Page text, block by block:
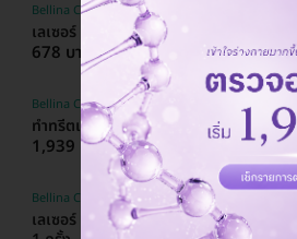
เลเซอร์ Diode กำจัดขนรักแร้ 1 ครั้ง ฟรี! 1
Bellina Clinic
678 บาท 1,399 บาท ประหยัด 52%
ทำทรีตเมนต์รักษาสิวหน้า 8 ขั้นตอน
Bellina Clinic
1,939 บาท2,999 บาท
เลเซอร์ Diode กำจัดขน Brazilian (vVI)
Bellina Clinic